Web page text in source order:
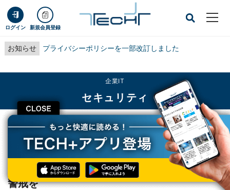
ログイン 新規会員登録
お知らせ プライバシーポリシーを一部改訂しました
CLOSE
企業IT
セキュリティ
TECH+ 企業IT
セキュリティ
年末商戦、クレジットカードのスキミングに警戒を
年末商戦、クレジットカードのスキミングに
警戒を